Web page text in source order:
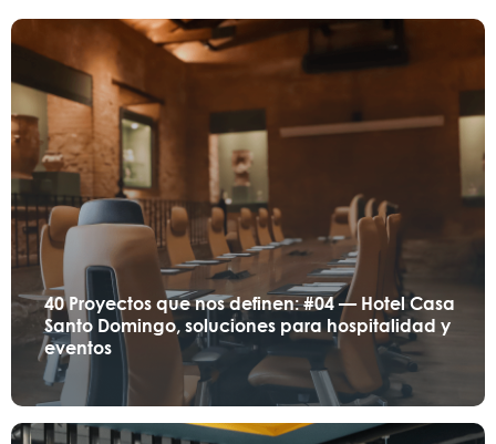
40 Proyectos que nos definen: #04 — Hotel Casa
Santo Domingo, soluciones para hospitalidad y
eventos